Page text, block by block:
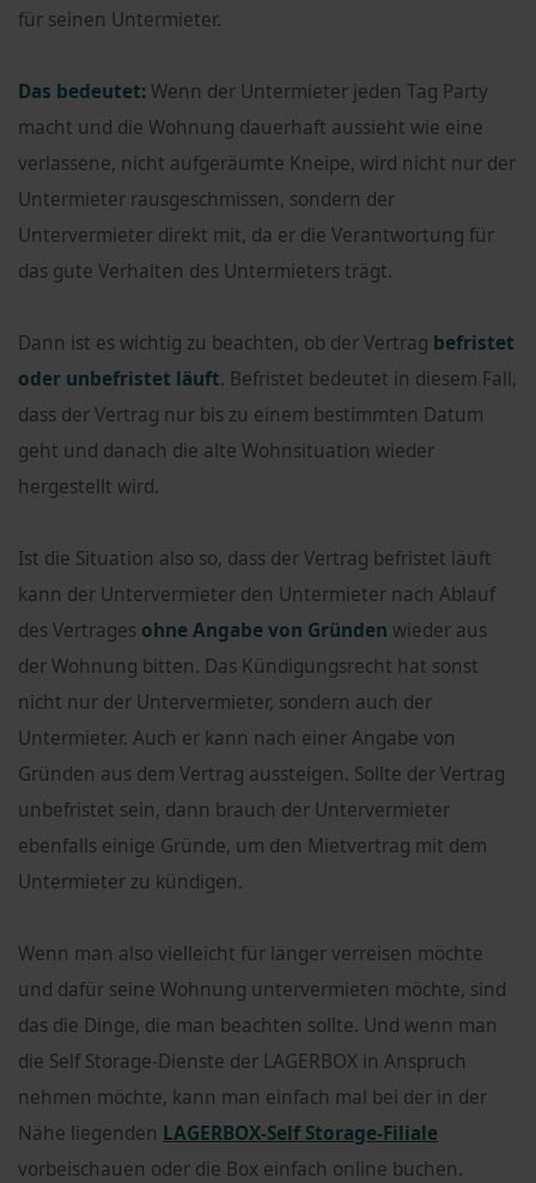
für seinen Untermieter.
Das bedeutet:Wenn der Untermieter jeden Tag Party
macht und die Wohnung dauerhaft aussieht wie eine
verlassene, nicht aufgeräumte Kneipe, wird nicht nur der
Untermieter rausgeschmissen, sondern der
Untervermieter direkt mit, da er die Verantwortung für
das gute Verhalten des Untermieters trägt.
Dann ist es wichtig zu beachten, ob der Vertrag befristet
oder unbefristet läuft. Befristet bedeutet in diesem Fall,
dass der Vertrag nur bis zu einem bestimmten Datum
geht und danach die alte Wohnsituation wieder
hergestellt wird.
Ist die Situation also so, dass der Vertrag befristet läuft
kann der Untervermieter den Untermieter nach Ablauf
des Vertrages ohne Angabe von Gründen wieder aus
der Wohnung bitten. Das Kündigungsrecht hat sonst
nicht nur der Untervermieter, sondern auch der
Untermieter. Auch er kann nach einer Angabe von
Gründen aus dem Vertrag aussteigen. Sollte der Vertrag
unbefristet sein, dann brauch der Untervermieter
ebenfalls einige Gründe, um den Mietvertrag mit dem
Untermieter zu kündigen.
Wenn man also vielleicht für länger verreisen möchte
und dafür seine Wohnung untervermieten möchte, sind
das die Dinge, die man beachten sollte. Und wenn man
die Self Storage-Dienste der LAGERBOX in Anspruch
nehmen möchte, kann man einfach mal bei der in der
Nähe liegenden LAGERBOX-Self Storage-Filiale
vorbeischauen oder die Box einfach online buchen.